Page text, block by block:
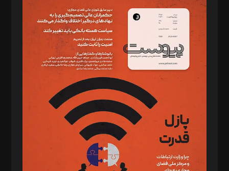
سردبیر: مهرک محمودی
دبیر تحریریه: میثم قاسمی
د‌بیر ناداستان: سمانه سمیع
د‌بیر خدمت و تجارت: ابوالفضل رجبی
د‌بیر حقوق فناوری: حسام‌الدین ایپکچی
د‌بیر پیوست جهان: مینا پاکدل
د‌بیر تحریریه آنلاین: بابک نقاش
تحریریه‌: مجتبی محمود‌ی، آرش برهمند، یسنا امان‌پور، سروش کرمیان،
مصطفی مسجدی آرانی، ابوالفضل رجبی، زهرا فکرانه، فائزه فتحی
رستمی،مصطفی باستان
ویرایش: نگار استاد‌‌آقا
طراح یونیفرم: مجید توکلی